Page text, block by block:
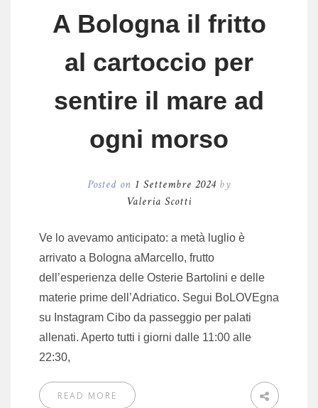
A Bologna il fritto
al cartoccio per
sentire il mare ad
ogni morso
Posted on 1 Settembre 2024 by
Valeria Scotti
Ve lo avevamo anticipato: a metà luglio è
arrivato a Bologna aMarcello, frutto
dell’esperienza delle Osterie Bartolini e delle
materie prime dell’Adriatico. Segui BoLOVEgna
su Instagram Cibo da passeggio per palati
allenati. Aperto tutti i giorni dalle 11:00 alle
22:30,
READ MORE